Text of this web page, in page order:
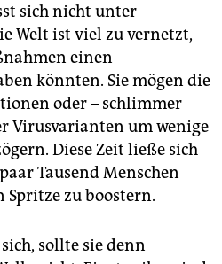
sich nicht unter
Welt ist viel zu vernetzt,
einen
könnten. Sie mögen die
oder – schlimmer
Virusvarianten um wenige
Diese Zeit ließe sich
Tausend Menschen
zu boostern.
sollte sie denn